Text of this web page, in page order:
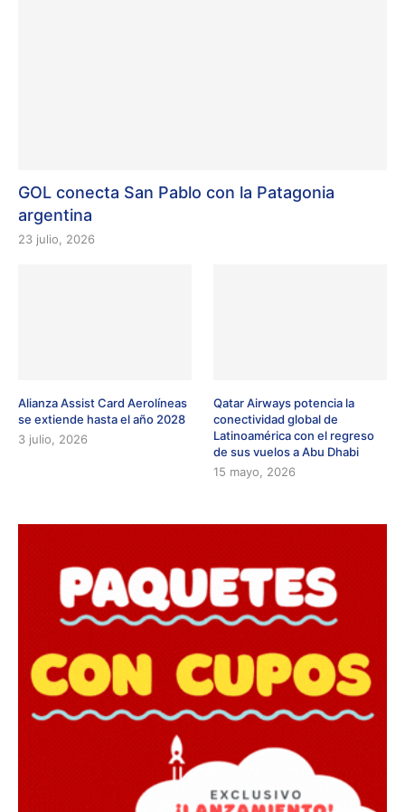
GOL conecta San Pablo con la Patagonia
argentina
23 julio, 2026
Alianza Assist Card Aerolíneas
se extiende hasta el año 2028
3 julio, 2026
Qatar Airways potencia la
conectividad global de
Latinoamérica con el regreso
de sus vuelos a Abu Dhabi
15 mayo, 2026